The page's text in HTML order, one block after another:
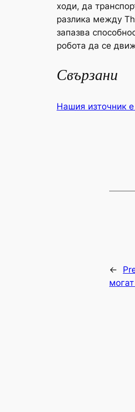
ходи, да
разлика между
запазва
робота да се
Свързани
Нашия източник
←